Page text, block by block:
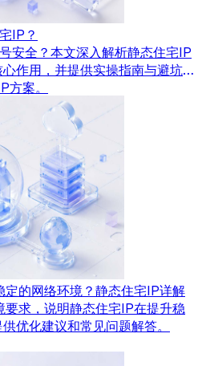
IP？
安全？本文深入解析静态住宅IP
作用，并提供实操指南与避坑建
案。
的网络环境？静态住宅IP详解
求，说明静态住宅IP在提升稳
优化建议和常见问题解答。